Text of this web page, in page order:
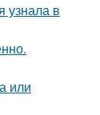
узнала в
или